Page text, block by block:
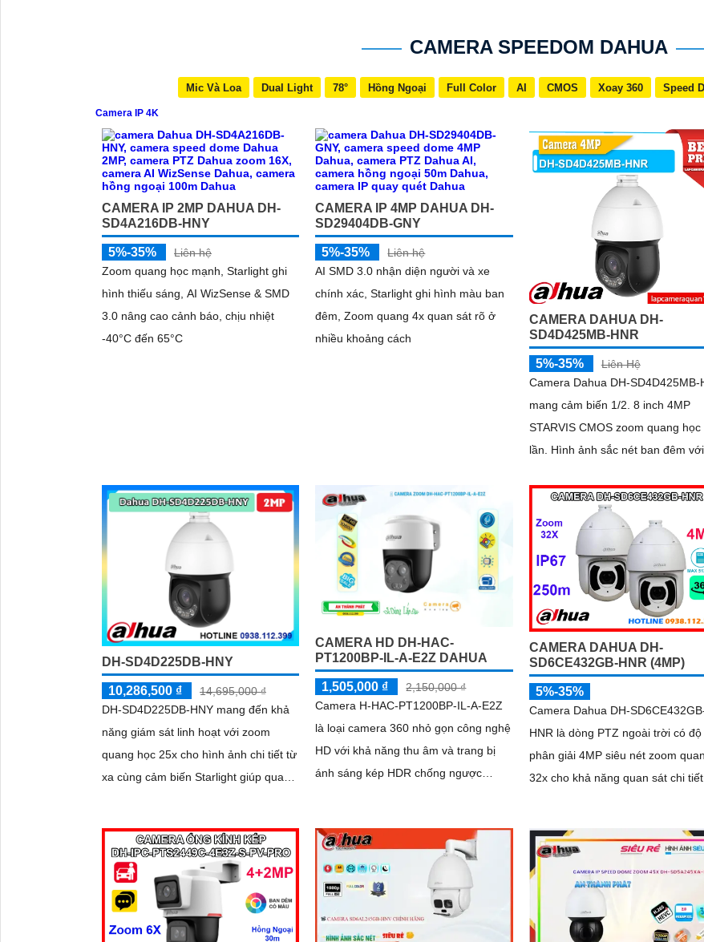
CAMERA SPEEDOM DAHUA
Mic Và Loa Dual Light 78° Hồng Ngoại Full Color AI CMOS Xoay 360 Speed
Camera IP 4K
CAMERA IP 2MP DAHUA DH-
SD4A216DB-HNY
5%-35%
Liên hệ
Zoom quang học mạnh, Starlight ghi
hình thiếu sáng, AI WizSense & SMD
3.0 nâng cao cảnh báo, chịu nhiệt
-40°C đến 65°C
CAMERA IP 4MP DAHUA DH-
SD29404DB-GNY
5%-35%
Liên hệ
AI SMD 3.0 nhận diện người và xe
chính xác, Starlight ghi hình màu ban
đêm, Zoom quang 4x quan sát rõ ở
nhiều khoảng cách
CAMERA DAHUA DH-
SD4D425MB-HNR
5%-35%
Liên Hệ
Camera Dahua DH-SD4D425MB-
mang cảm biến 1/2. 8 inch 4MP
STARVIS CMOS zoom quang học
lần. Hình ảnh sắc nét ban đêm với
sáng ấm 50 mét
DH-SD4D225DB-HNY
10,286,500 ₫
14,695,000 ₫
DH-SD4D225DB-HNY mang đến khả
năng giám sát linh hoạt với zoom
quang học 25x cho hình ảnh chi tiết từ
xa cùng cảm biến Starlight giúp quan
100m và đèn ánh sáng ấm 50m giúp
hình ảnh ban đêm luôn sắc nét
Camera hỗ trợ chống nước IP67 cùng
tốc độ khung hình 30fps@1080p ổn
định
CAMERA HD DH-HAC-
PT1200BP-IL-A-E2Z DAHUA
1,505,000 ₫
2,150,000 ₫
Camera H-HAC-PT1200BP-IL-A-E2Z
là loại camera 360 nhỏ gọn công nghệ
HD với khả năng thu âm và trang bị
ánh sáng kép HDR chống ngược
ảnh ban đêm rõ nét sáng hơn
CAMERA DAHUA DH-
SD6CE432GB-HNR (4MP)
5%-35%
Camera Dahua DH-
HNR là dòng PTZ ngoài trời có độ
phân giải 4MP siêu nét zoom
32x cho khả năng quan sát chi
Auto-tracking thông minh,
dàng phát hiện và tự động theo
mục tiêu chuyển động